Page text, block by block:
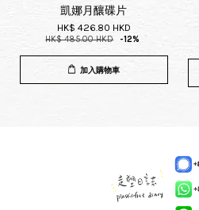
凱娜月釀碟片
HK$ 426.80 HKD
HK$ 485.00 HKD -12%
加入購物車